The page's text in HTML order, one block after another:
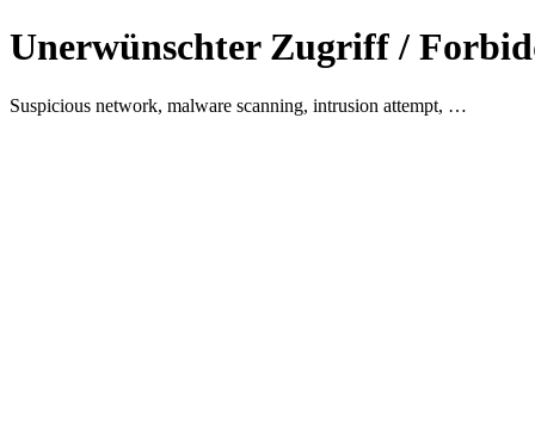
Unerwünschter Zugriff /
Suspicious network, malware scanning, intrusion attempt, …